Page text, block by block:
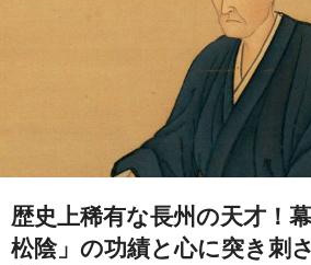
歴史上稀有な長州の天才！
松陰」の功績と心に突き刺